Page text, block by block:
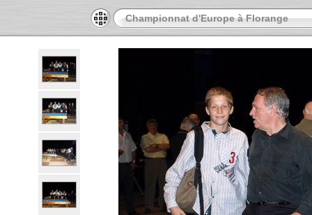
Championnat d'Europe à Florange